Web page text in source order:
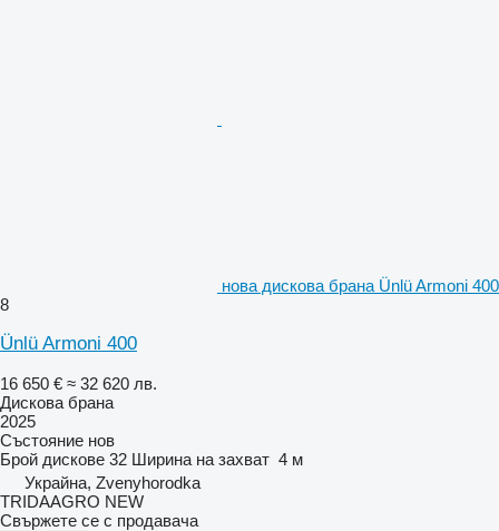
нова дискова брана Ünlü Armoni 400
8
Ünlü Armoni 400
16 650 € ≈ 32 620 лв.
Дискова брана
2025
Състояние нов
Брой дискове 32 Ширина на захват 4 м
Украйна, Zvenyhorodka
TRIDAAGRO NEW
Свържете се с продавача